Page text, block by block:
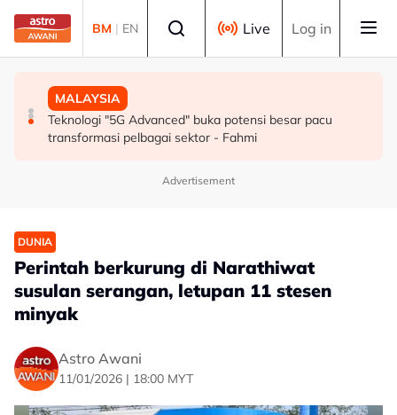
Skip to main content
BM | EN Live Log in
SUKAN
Mohamed Salah sertai Trabzonspor, terima €17 juta
semusim
MALAYSIA
Berita tempatan pilihan sepanjang hari ini
MALAYSIA
Teknologi "5G Advanced" buka potensi besar pacu
transformasi pelbagai sektor - Fahmi
Advertisement
DUNIA
Perintah berkurung di Narathiwat
susulan serangan, letupan 11 stesen
minyak
Astro Awani
11/01/2026 | 18:00 MYT